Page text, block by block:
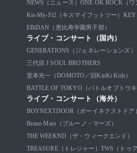
NEWS（ニュース） ONE OK ROCK（ワ
Kis-My-Ft2（キスマイフットツー） KEY
EBiDAN（恵比寿学園男子部）
ライブ・コンサート（国内）
GENERATIONS（ジェネレーションズ）
三代目 J SOUL BROTHERS
堂本光一（DOMOTO／旧KinKi Kids）
BATTLE OF TOKYO（バトルオブトウキ
ライブ・コンサート（海外）
BOYNEXTDOOR（ボーイネクストドア）
Bruno Mars（ブルーノ・マーズ）
THE WEEKND（ザ・ウィークエンド）
TREASURE（トレジャー） TWS（トゥア